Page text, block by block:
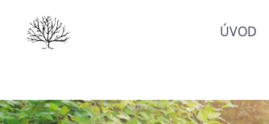
ÚVOD